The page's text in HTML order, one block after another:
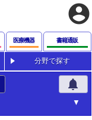
account_circle
医療機器 書籍通販
分野で探す
notifications